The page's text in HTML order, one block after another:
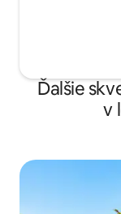
Ďalšie
v